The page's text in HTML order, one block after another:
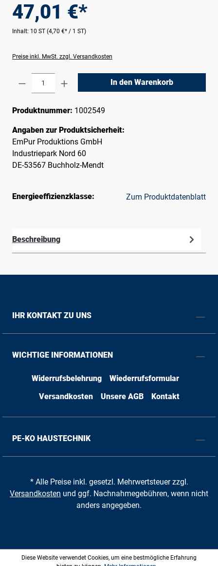
47,01 €*
Inhalt: 10 ST (4,70 €* / 1 ST)
Preise inkl. MwSt. zzgl. Versandkosten
Produkt Anzahl: Gib den gewünschten
In den Warenkorb
Produktnummer: 1002549
Angaben zur Produktsicherheit:
EmPur Produktions GmbH
Industriepark Nord 60
DE-53567 Buchholz-Mendt
Energieeffizienzklasse: Zum Produktdatenblatt
Beschreibung
IHR KONTAKT ZU UNS
WICHTIGE INFORMATIONEN
Widerrufsbelehrung
Wiederrufsformular
Versandkosten
Unsere AGB Kontakt
PE-KO HAUSTECHNIK
* Alle Preise inkl. gesetzl. Mehrwertsteuer zzgl.
Versandkosten und ggf. Nachnahmegebühren, wenn nicht
anders angegeben.
Diese Website verwendet Cookies, um eine bestmögliche Erfahrung